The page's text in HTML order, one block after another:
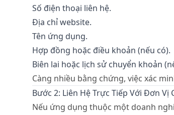
Số điện thoại liên hệ.
Địa chỉ website.
Tên ứng dụng.
Hợp đồng hoặc điều khoản (nếu có).
Biên lai hoặc lịch sử chuyển khoản
Càng nhiều bằng chứng, việc xác
Bước 2: Liên Hệ Trực Tiếp Với Đơn Vị
Nếu ứng dụng thuộc một doanh